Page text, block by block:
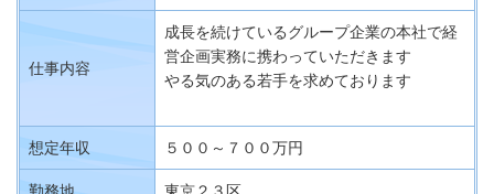
仕事内容
成長を続けているグループ企業の本社で経
営企画実務に携わっていただきます
やる気のある若手を求めております
想定年収 ５００～７００万円